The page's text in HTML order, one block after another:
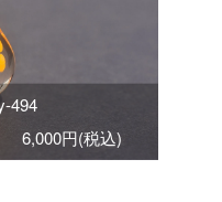
494
6,000円(税込)